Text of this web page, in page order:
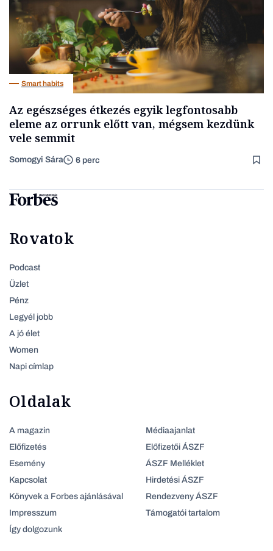
Smart habits
Az egészséges étkezés egyik legfontosabb
eleme az orrunk előtt van, mégsem kezdünk
vele semmit
Somogyi Sára 6 perc
Rovatok
Podcast
Üzlet
Pénz
Legyél jobb
A jó élet
Women
Napi címlap
Oldalak
A magazin
Előfizetés
Esemény
Kapcsolat
Könyvek a Forbes ajánlásával
Impresszum
Így dolgozunk
Médiaajanlat
Előfizetői ÁSZF
ÁSZF Melléklet
Hirdetési ÁSZF
Rendezveny ÁSZF
Támogatói tartalom